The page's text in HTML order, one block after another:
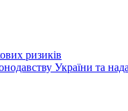
ризиків
України та